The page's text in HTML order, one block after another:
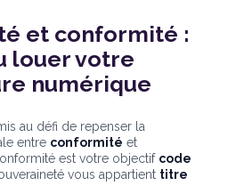
et conformité :
louer votre
numérique
au défi de repenser la
entre conformité et
est votre objectif code
vous appartient titre